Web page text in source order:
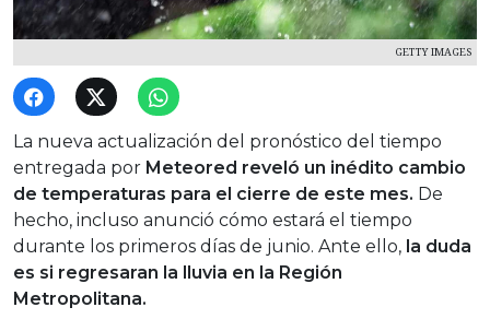
GETTY IMAGES
La nueva actualización del pronóstico del tiempo
entregada por Meteored reveló un inédito cambio
de temperaturas para el cierre de este mes. De
hecho, incluso anunció cómo estará el tiempo
durante los primeros días de junio. Ante ello, la duda
es si regresaran la lluvia en la Región
Metropolitana.